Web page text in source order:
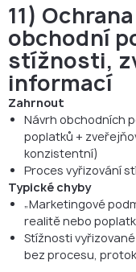
11)
obchodní
stížnosti,
informací
Zahrnout
Návrh obchodních
poplatků +
konzistentní)
Proces vyřizování
Typické chyby
„Marketingové
realitě nebo
Stížnosti
bez procesu,